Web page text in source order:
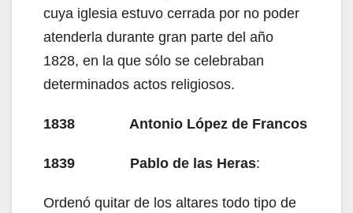
cuya iglesia estuvo cerrada por no poder
atenderla durante gran parte del año
1828, en la que sólo se celebraban
determinados actos religiosos.
1838 Antonio López de Francos
1839 Pablo de las Heras:
Ordenó quitar de los altares todo tipo de